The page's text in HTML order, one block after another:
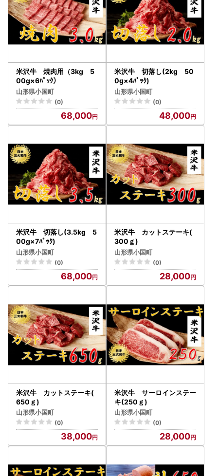
米沢牛 焼肉用（3kg 5
00g×6ﾊﾟｯｸ）
山形県小国町
(0)
68,000
米沢牛 切落し(2kg 50
0g×4ﾊﾟｯｸ)
山形県小国町
(0)
48,000
米沢牛 切落し(3.5kg 5
00g×7ﾊﾟｯｸ)
山形県小国町
(0)
68,000
米沢牛 カットステーキ(
300ｇ)
山形県小国町
(0)
28,000
米沢牛 カットステーキ(
650ｇ)
山形県小国町
(0)
38,000
米沢牛 サーロインステー
キ(250ｇ)
山形県小国町
(0)
28,000